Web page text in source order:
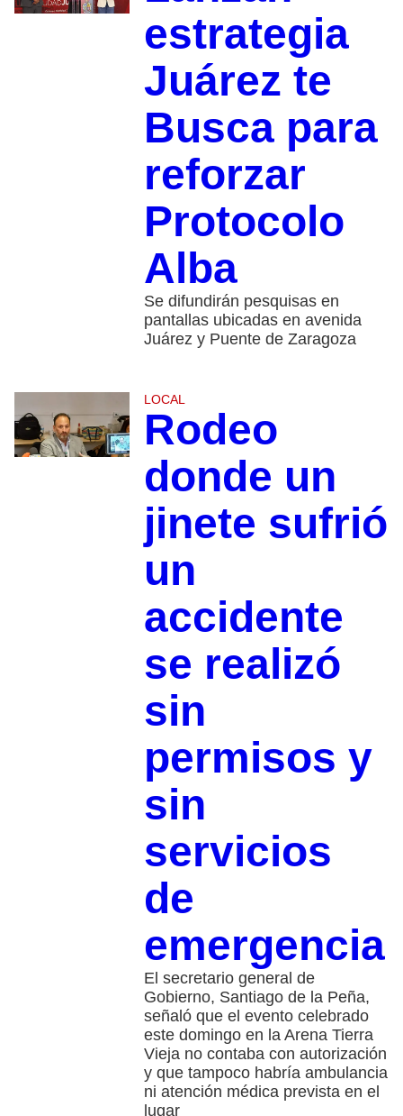
estrategia
Juárez te
Busca para
reforzar
Protocolo
Alba
Se difundirán pesquisas en
pantallas ubicadas en avenida
Juárez y Puente de Zaragoza
LOCAL
Rodeo
donde un
jinete sufrió
un
accidente
se realizó
sin
permisos y
sin
servicios
de
emergencia
El secretario general de
Gobierno, Santiago de la Peña,
señaló que el evento celebrado
este domingo en la Arena Tierra
Vieja no contaba con autorización
y que tampoco habría ambulancia
ni atención médica prevista en el
lugar